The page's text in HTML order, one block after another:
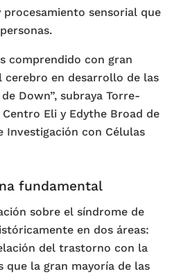
procesamiento sensorial que
comprendido con gran
cerebro en desarrollo de las
Down”, subraya Torre-
Eli y Edythe Broad de
Investigación con Células
fundamental
sobre el síndrome de
en dos áreas:
del trastorno con la
que la gran mayoría de las